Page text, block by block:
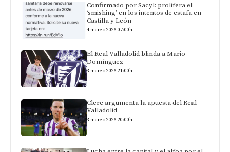
Confirmado por Sacyl: prolifera el
‘smishing’ en los intentos de estafa en
Castilla y León
4 marzo 2026 07:00h
El Real Valladolid blinda a Mario
Domínguez
3 marzo 2026 21:00h
Clerc argumenta la apuesta del Real
Valladolid
3 marzo 2026 20:00h